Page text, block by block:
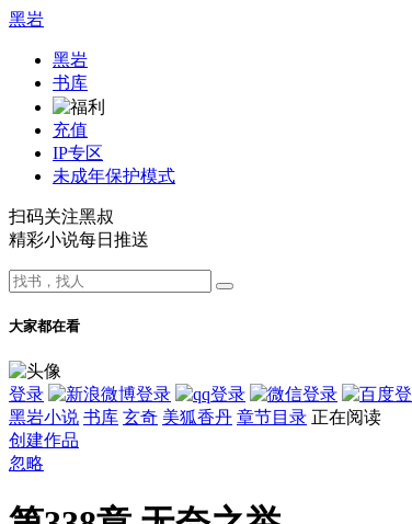
黑岩
黑岩
书库
充值
IP专区
未成年保护模式
扫码关注黑叔
精彩小说每日推送
大家都在看
登录
黑岩小说 书库 玄奇 美狐香丹 章节目录 正在阅读
创建作品
忽略